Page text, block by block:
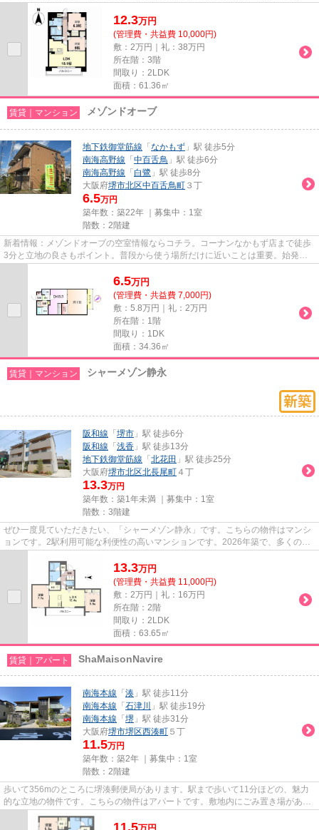
レベータ・敷地内ごみ置き場な...
12.3万円
(管理費・共益費 10,000円)
敷：2万円｜礼：38万円
所在階：3階
間取り：2LDK
面積：61.36㎡
賃貸｜マンション メゾンドオーブ
地下鉄御堂筋線 「 なかもず 」駅 徒歩5分
南海高野線 「 中百舌鳥 」駅 徒歩6分
南海高野線 「 白鷺 」駅 徒歩8分
大阪府堺市北区中百舌鳥町 ３丁
6.5万円
築年数：築22年 ｜募集中： 1室
階数：2階建
新着情報：メゾンドオーブの空室情報ならコチラ。コーナンなかもず店まで徒歩
3分と立地の良さもポイント。普段から使う場所だけに近いことは重要。始発駅
6.5万円
(管理費・共益費 7,000円)
敷：5.8万円｜礼：2万円
所在階：1階
間取り：1DK
面積：34.36㎡
賃貸｜マンション シャーメゾン静永
阪和線 「 堺市 」駅 徒歩6分
阪和線 「 浅香 」駅 徒歩13分
地下鉄御堂筋線 「 北花田 」駅 徒歩25分
大阪府堺市北区北長尾町 ４丁
13.3万円
築年数：築1年未満 ｜募集中： 1室
階数：3階建
ぜひ一度見ていただきたい、「シャーメゾン静永」です。こちらの物件はマンシ
ョンです。2駅利用可能な利便性の高いマンションです。2026年築で、多くの方
13.3万円
(管理費・共益費 11,000円)
敷：2万円｜礼：16万円
所在階：2階
間取り：2LDK
面積：63.65㎡
賃貸｜アパート ShaMaisonNavire
南海本線 「 湊 」駅 徒歩11分
南海本線 「 石津川
」駅 徒歩19分
南海本線 「 堺 」駅 徒歩31分
大阪府堺市堺区西湊町 ５丁
11.5万円
築年数：築2年 ｜募集中： 1室
階数：2階建
歩いて356mのところに堺湊郵便局があります。駅まで歩いて11分ほどの、魅力
的な立地の物件です。こちらの物件はアパートです。敷地内にごみ置き場がある
ので、ごみ出しも便利です。当...
11.5